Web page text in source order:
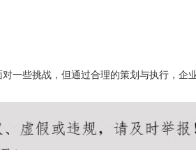
一些挑战，但通过合理的策划与执行，企